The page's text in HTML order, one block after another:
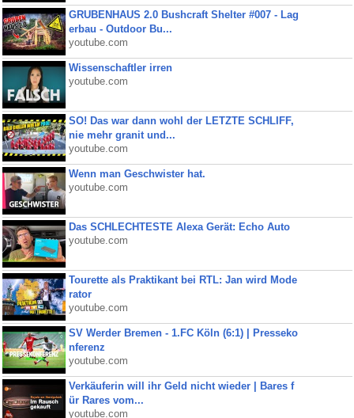
GRUBENHAUS 2.0 Bushcraft Shelter #007 - Lag
erbau - Outdoor Bu...
youtube.com
Wissenschaftler irren
youtube.com
SO! Das war dann wohl der LETZTE SCHLIFF,
nie mehr granit und...
youtube.com
Wenn man Geschwister hat.
youtube.com
Das SCHLECHTESTE Alexa Gerät: Echo Auto
youtube.com
Tourette als Praktikant bei RTL: Jan wird Mode
rator
youtube.com
SV Werder Bremen - 1.FC Köln (6:1) | Presseko
nferenz
youtube.com
Verkäuferin will ihr Geld nicht wieder | Bares f
ür Rares vom...
youtube.com